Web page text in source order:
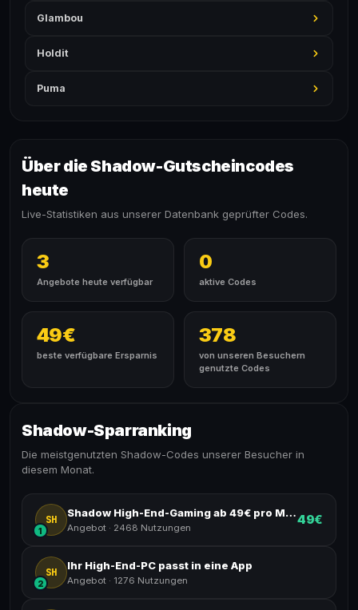
Glambou
Holdit
Puma
Über die Shadow-Gutscheincodes
heute
Live-Statistiken aus unserer Datenbank geprüfter Codes.
3
Angebote heute verfügbar
0
aktive Codes
49€
beste verfügbare Ersparnis
378
von unseren Besuchern
genutzte Codes
Shadow-Sparranking
Die meistgenutzten Shadow-Codes unserer Besucher in
diesem Monat.
SH
1
Shadow High-End-Gaming ab 49€ pro Monat.
Angebot · 2468 Nutzungen
49€
SH
2
Ihr High-End-PC passt in eine App
Angebot · 1276 Nutzungen